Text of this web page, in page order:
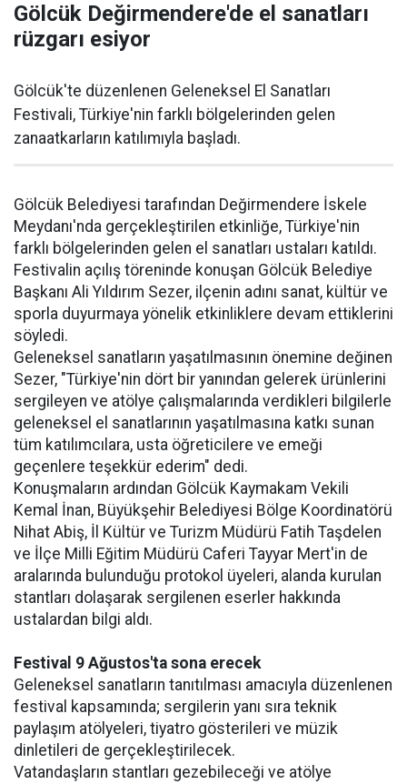
Gölcük Değirmendere'de el sanatları
rüzgarı esiyor
Gölcük'te düzenlenen Geleneksel El Sanatları
Festivali, Türkiye'nin farklı bölgelerinden gelen
zanaatkarların katılımıyla başladı.
Gölcük Belediyesi tarafından Değirmendere İskele
Meydanı'nda gerçekleştirilen etkinliğe, Türkiye'nin
farklı bölgelerinden gelen el sanatları ustaları katıldı.
Festivalin açılış töreninde konuşan Gölcük Belediye
Başkanı Ali Yıldırım Sezer, ilçenin adını sanat, kültür ve
sporla duyurmaya yönelik etkinliklere devam ettiklerini
söyledi.
Geleneksel sanatların yaşatılmasının önemine değinen
Sezer, "Türkiye'nin dört bir yanından gelerek ürünlerini
sergileyen ve atölye çalışmalarında verdikleri bilgilerle
geleneksel el sanatlarının yaşatılmasına katkı sunan
tüm katılımcılara, usta öğreticilere ve emeği
geçenlere teşekkür ederim" dedi.
Konuşmaların ardından Gölcük Kaymakam Vekili
Kemal İnan, Büyükşehir Belediyesi Bölge Koordinatörü
Nihat Abiş, İl Kültür ve Turizm Müdürü Fatih Taşdelen
ve İlçe Milli Eğitim Müdürü Caferi Tayyar Mert'in de
aralarında bulunduğu protokol üyeleri, alanda kurulan
stantları dolaşarak sergilenen eserler hakkında
ustalardan bilgi aldı.
Festival 9 Ağustos'ta sona erecek
Geleneksel sanatların tanıtılması amacıyla düzenlenen
festival kapsamında; sergilerin yanı sıra teknik
paylaşım atölyeleri, tiyatro gösterileri ve müzik
dinletileri de gerçekleştirilecek.
Vatandaşların stantları gezebileceği ve atölye